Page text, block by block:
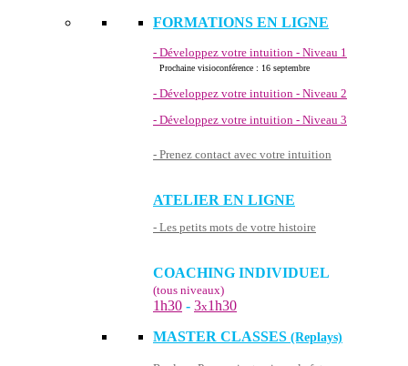
FORMATIONS EN LIGNE
- Développez votre intuition - Niveau 1
Prochaine visioconférence : 16 septembre
- Développez votre intuition - Niveau 2
- Développez votre intuition - Niveau 3
- Prenez contact avec votre intuition
ATELIER EN LIGNE
- Les petits mots de votre histoire
COACHING INDIVIDUEL
(tous niveaux)
1h30 - 3x1h30
MASTER CLASSES (Replays)